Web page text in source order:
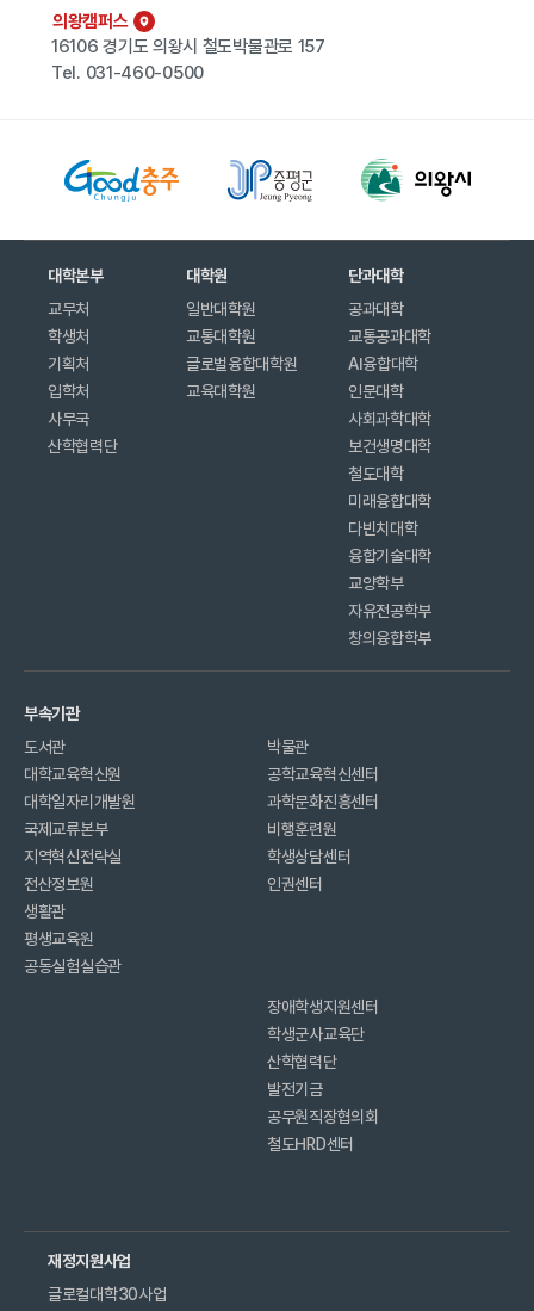
의왕캠퍼스
16106 경기도 의왕시 철도박물관로 157
Tel. 031-460-0500
대학본부
교무처
학생처
기획처
입학처
사무국
산학협력단
대학원
일반대학원
교통대학원
글로벌융합대학원
교육대학원
단과대학
공과대학
교통공과대학
AI융합대학
인문대학
사회과학대학
보건생명대학
철도대학
미래융합대학
다빈치대학
융합기술대학
교양학부
자유전공학부
창의융합학부
부속기관
도서관
대학교육혁신원
대학일자리개발원
국제교류본부
지역혁신전략실
전산정보원
생활관
평생교육원
공동실험실습관
박물관
공학교육혁신센터
과학문화진흥센터
비행훈련원
학생상담센터
인권센터
장애학생지원센터
학생군사교육단
산학협력단
발전기금
공무원직장협의회
철도HRD센터
재정지원사업
글로컬대학30사업